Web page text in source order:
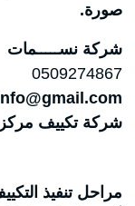
صورة.
شركة نســـــمات
0509274867
شركة تكييف
مراحل تنفيذ